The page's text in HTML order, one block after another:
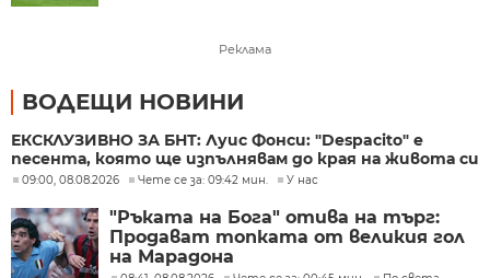
Реклама
ВОДЕЩИ НОВИНИ
ЕКСКЛУЗИВНО ЗА БНТ: Луис Фонси: "Despacito" е
песента, която ще изпълнявам до края на живота си
09:00, 08.08.2026 Чете се за: 09:42 мин. У нас
"Ръката на Бога" отива на търг:
Продават топката от великия гол
на Марадона